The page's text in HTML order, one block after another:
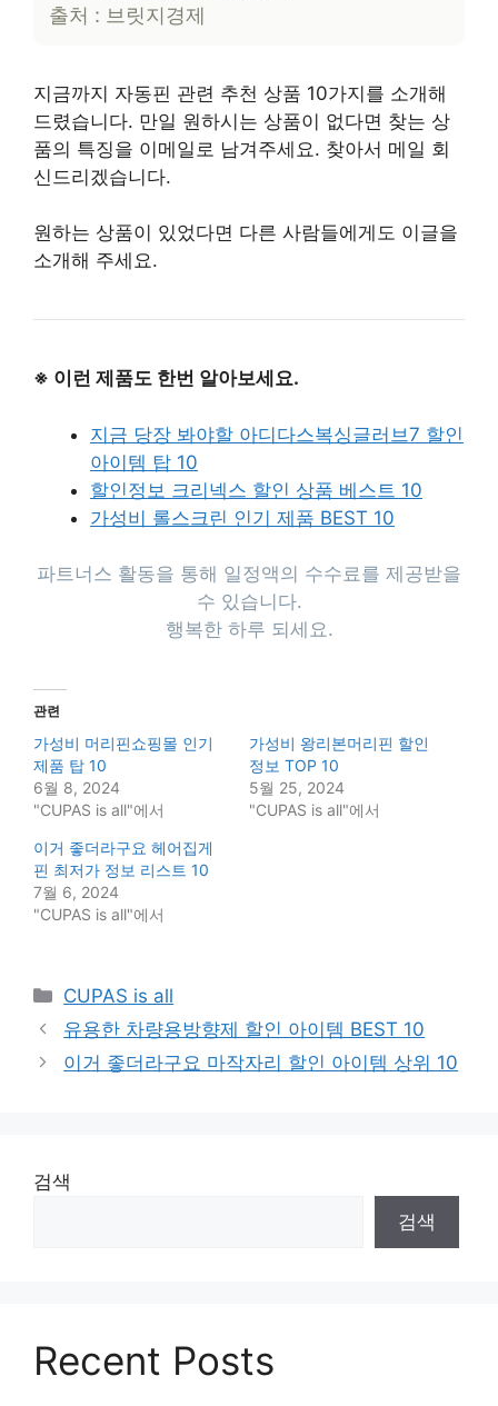
출처 : 브릿지경제
지금까지 자동핀 관련 추천 상품 10가지를 소개해
드렸습니다. 만일 원하시는 상품이 없다면 찾는 상
품의 특징을 이메일로 남겨주세요. 찾아서 메일 회
신드리겠습니다.
원하는 상품이 있었다면 다른 사람들에게도 이글을
소개해 주세요.
※ 이런 제품도 한번 알아보세요.
지금 당장 봐야할 아디다스복싱글러브7 할인
아이템 탑 10
할인정보 크리넥스 할인 상품 베스트 10
가성비 롤스크린 인기 제품 BEST 10
파트너스 활동을 통해 일정액의 수수료를 제공받을
수 있습니다.
행복한 하루 되세요.
관련
가성비 머리핀쇼핑몰 인기
제품 탑 10
6월 8, 2024
"CUPAS is all"에서
가성비 왕리본머리핀 할인
정보 TOP 10
5월 25, 2024
"CUPAS is all"에서
이거 좋더라구요 헤어집게
핀 최저가 정보 리스트 10
7월 6, 2024
"CUPAS is all"에서
Categories
CUPAS is all
유용한 차량용방향제 할인 아이템 BEST 10
이거 좋더라구요 마작자리 할인 아이템 상위 10
검색
검색
Recent Posts